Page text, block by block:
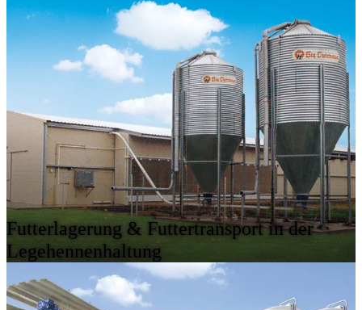
Futterlagerung & Futtertransport in der
Legehennenhaltung